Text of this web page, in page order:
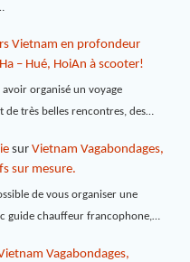
Vietnam en profondeur
– Hué, HoiAn à scooter!
organisé un voyage
de très belles rencontres, des…
sur Vietnam Vagabondages,
sur mesure.
de vous organiser une
guide chauffeur francophone,…
Vagabondages,